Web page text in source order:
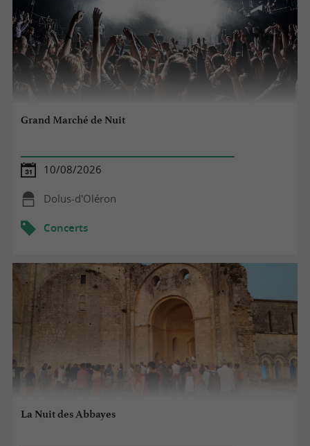
Grand Marché de Nuit
10/08/2026
Dolus-d'Oléron
Concerts
La Nuit des Abbayes